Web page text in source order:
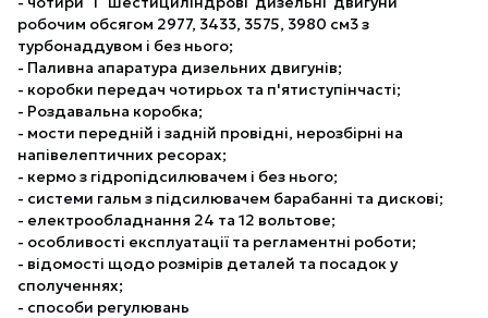
робочим обсягом 2977, 3433, 3575, 3980 см3 з
турбонаддувом і без нього;
- Паливна апаратура дизельних двигунів;
- коробки передач чотирьох та п'ятиступінчасті;
- Роздавальна коробка;
- мости передній і задній провідні, нерозбірні на
напівелептичних ресорах;
- кермо з гідропідсилювачем і без нього;
- системи гальм з підсилювачем барабанні та дискові;
- електрообладнання 24 та 12 вольтове;
- особливості експлуатації та регламентні роботи;
- відомості щодо розмірів деталей та посадок у
сполученнях;
- способи регулювань